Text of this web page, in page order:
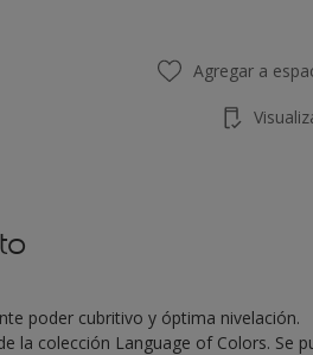
Agregar a
poder cubritivo y óptima nivelación.
la colección Language of Colors. Se